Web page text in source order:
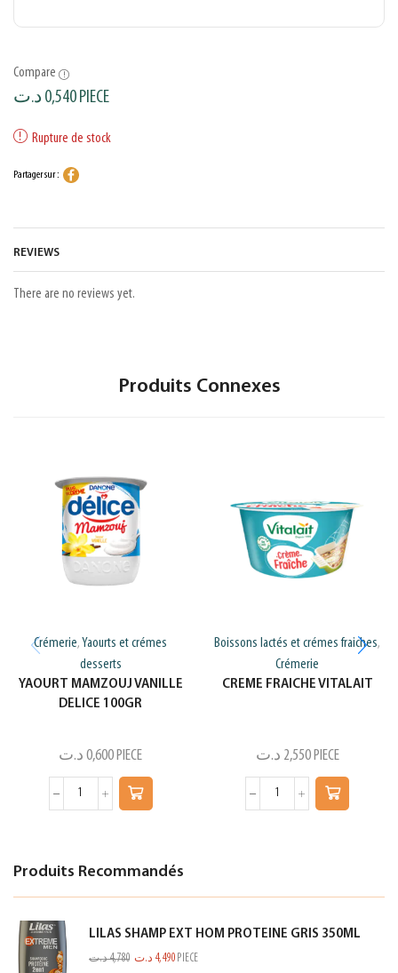
Compare
0,540د.ت PIECE
Rupture de stock
Partager sur :
REVIEWS
There are no reviews yet.
Produits Connexes
Crémerie, Yaourts et crémes
desserts
YAOURT MAMZOUJ VANILLE
DELICE 100GR
0,600 د.ت PIECE
Boissons lactés et crémes fraiches,
Crémerie
CREME FRAICHE VITALAIT
2,550 د.ت PIECE
Produits Recommandés
LILAS SHAMP EXT HOM PROTEINE GRIS 350ML
4,780د.ت 4,490 د.ت PIECE